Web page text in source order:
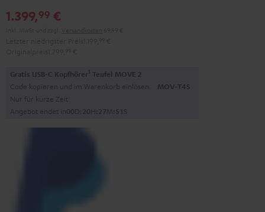
1.399,99 €
Gratis USB-C Kopfhörer1 Teufel MOVE 2
Code kopieren und im Warenkorb einlösen. MOV-T4S
Nur für kurze Zeit
Angebot endet in00D: 20H: 27M: 50S